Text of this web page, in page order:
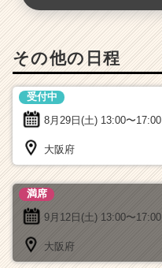
その他の日程
8月29日(土) 13:00〜17:00
受付中
大阪府
9月12日(土) 13:00〜17:00
満席
大阪府